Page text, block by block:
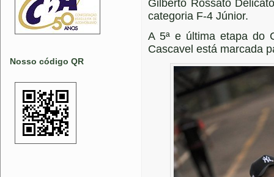
Nosso código QR
Gilberto Rossato
categoria F-4 Júnior.
A 5ª e última etapa do
Cascavel está marcada